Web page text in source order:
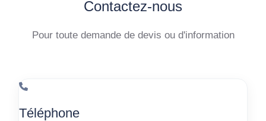
Contactez-nous
Pour toute demande de devis ou d'information
Téléphone